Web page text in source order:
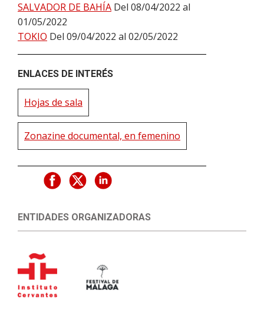
SALVADOR DE BAHÍA Del 08/04/2022 al
01/05/2022
TOKIO Del 09/04/2022 al 02/05/2022
ENLACES DE INTERÉS
Hojas de sala
Zonazine documental, en femenino
ENTIDADES ORGANIZADORAS